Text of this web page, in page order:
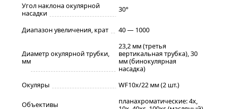
Угол наклона окулярной
насадки
30°
Диапазон увеличения, крат 40 — 1000
Диаметр окулярной трубки,
мм
23,2 мм (третья
вертикальная трубка), 30
мм (бинокулярная
насадка)
Окуляры
WF10x/22 мм (2 шт.)
Объективы
планахроматические: 4x,